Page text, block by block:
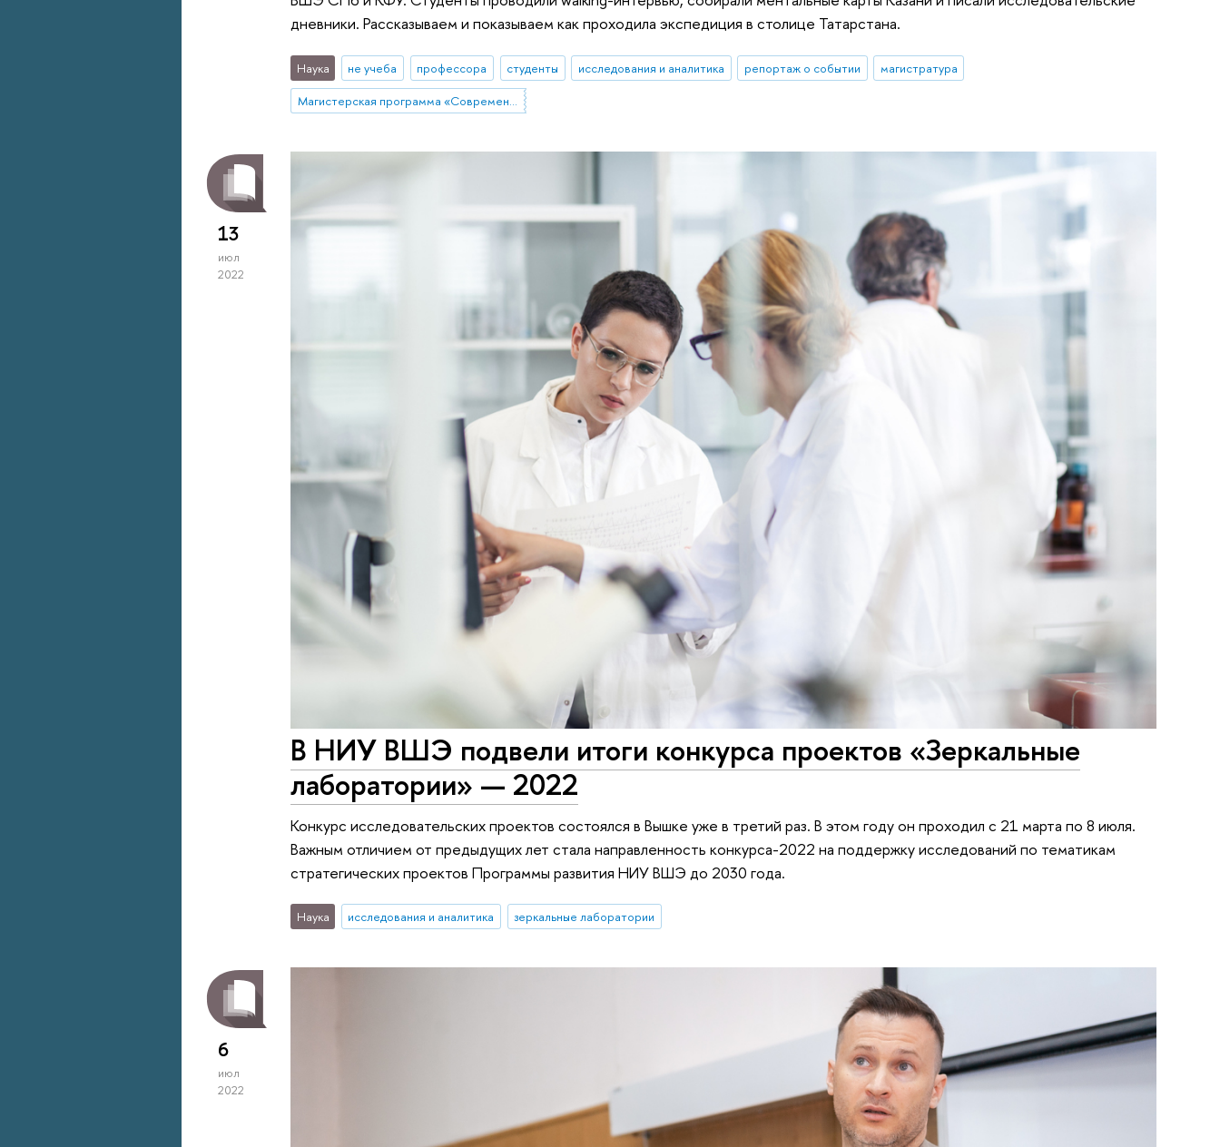
дневники. Рассказываем и показываем как проходила экспедиция в столице Татарстана.
Наука не учеба профессора студенты исследования и аналитика репортаж о событии
магистратура
Магистерская программа «Современный социальный анализ»
13
июл
2022
В НИУ ВШЭ подвели итоги конкурса проектов «Зеркальные
лаборатории» — 2022
Конкурс исследовательских проектов состоялся в Вышке уже в третий раз. В этом году он проходил с 21 марта по 8 июля.
Важным отличием от предыдущих лет стала направленность конкурса-2022 на поддержку исследований по тематикам
стратегических проектов Программы развития НИУ ВШЭ до 2030 года.
Наука исследования и аналитика зеркальные лаборатории
6
июл
2022